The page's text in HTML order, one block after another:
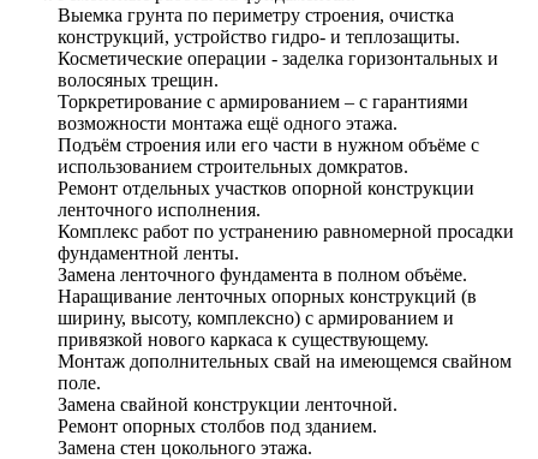
Выемка грунта по периметру строения, очистка
конструкций, устройство гидро- и теплозащиты.
Косметические операции - заделка горизонтальных и
волосяных трещин.
Торкретирование с армированием – с гарантиями
возможности монтажа ещё одного этажа.
Подъём строения или его части в нужном объёме с
использованием строительных домкратов.
Ремонт отдельных участков опорной конструкции
ленточного исполнения.
Комплекс работ по устранению равномерной просадки
фундаментной ленты.
Замена ленточного фундамента в полном объёме.
Наращивание ленточных опорных конструкций (в
ширину, высоту, комплексно) с армированием и
привязкой нового каркаса к существующему.
Монтаж дополнительных свай на имеющемся свайном
поле.
Замена свайной конструкции ленточной.
Ремонт опорных столбов под зданием.
Замена стен цокольного этажа.